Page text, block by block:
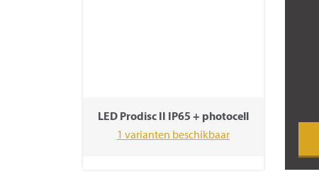
LED Prodisc II IP65 + photocell
1 varianten beschikbaar